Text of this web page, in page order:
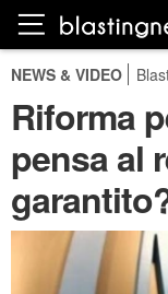
NEWS & VIDEO
Riforma
pensa al